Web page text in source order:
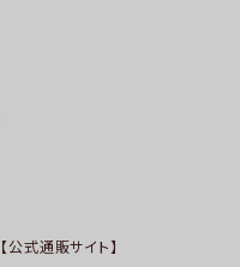
式通販サイト】